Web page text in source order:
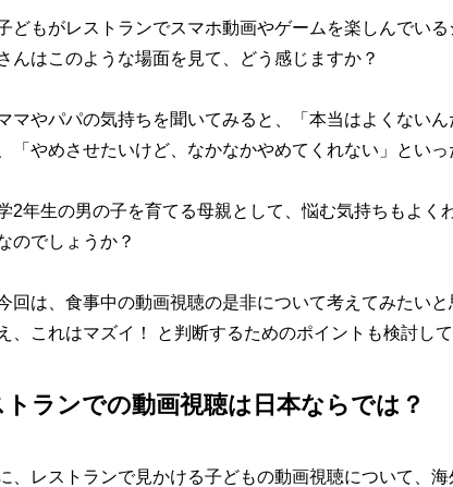
どもがレストランでスマホ動画やゲームを楽しんでいる
んはこのような場面を見て、どう感じますか？
マやパパの気持ちを聞いてみると、「本当はよくない
やめさせたいけど、なかなかやめてくれない」といっ
2年生の男の子を育てる母親として、悩む気持ちもよく
のでしょうか？
回は、食事中の動画視聴の是非について考えてみたい
、これはマズイ！ と判断するためのポイントも検討して
トランでの動画視聴は日本ならでは？
、レストランで見かける子どもの動画視聴について、